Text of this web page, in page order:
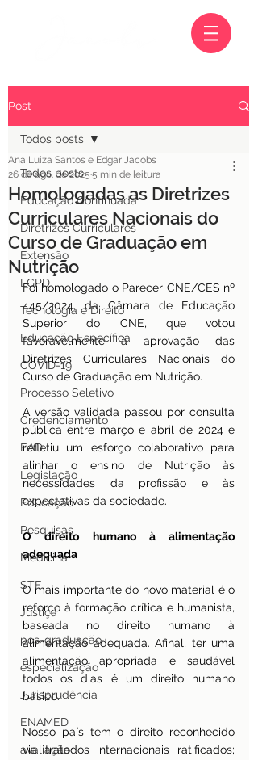
Post
Todos posts
Educação Continuada
Diretrizes Curriculares
Extensão
LGPD
Tecnologia e Direito
Educação Específica
COVID-19
Processo Seletivo
Credenciamento
EAD
Legislação
Educação
Pesquisas
Medicina
STF
Justiça
pos-graduação
especialização
Jurisprudência
ENAMED
avaliação
Todos posts
Homologadas as Diretrizes
Curriculares Nacionais do
Curso de Graduação em
Nutrição
Ana Luiza Santos e Edgar Jacobs
26 de ago. de 2025 5 min de leitura
Foi homologado o Parecer CNE/CES nº
445/2024, da Câmara de Educação
Superior do CNE, que votou
favoravelmente à aprovação das
Diretrizes Curriculares Nacionais do
Curso de Graduação em Nutrição.
A versão validada passou por consulta
pública entre março e abril de 2024 e
refletiu um esforço colaborativo para
alinhar o ensino de Nutrição às
necessidades da profissão e às
expectativas da sociedade.
O direito humano à alimentação
adequada
O mais importante do novo material é o
reforço à formação crítica e humanista,
baseada no direito humano à
alimentação adequada. Afinal, ter uma
alimentação apropriada e saudável
todos os dias é um direito humano
básico.
Nosso país tem o direito reconhecido
via tratados internacionais ratificados;